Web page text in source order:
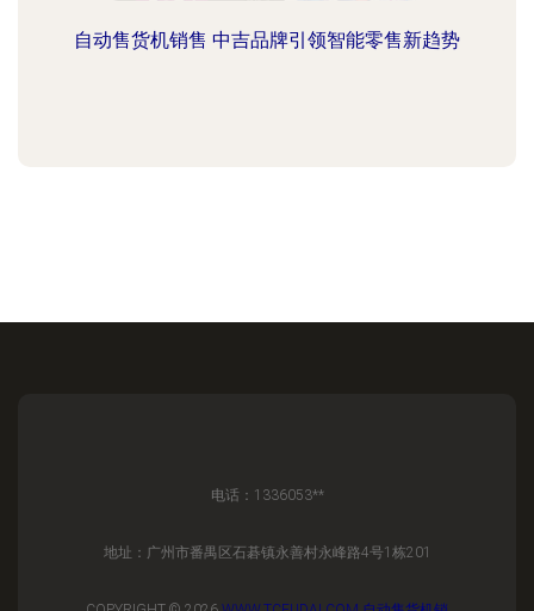
自动售货机销售 中吉品牌引领智能零售新趋势
电话：1336053**
地址：广州市番禺区石碁镇永善村永峰路4号1栋201